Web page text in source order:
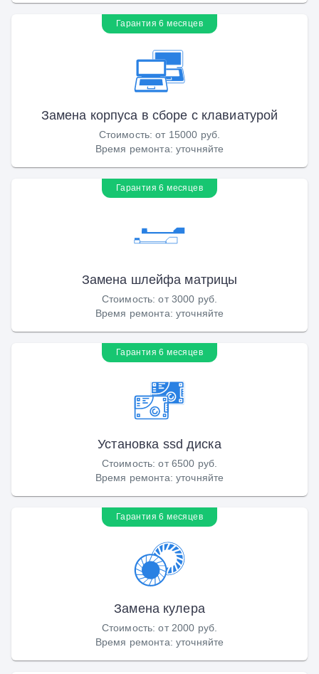
Гарантия 6 месяцев
Замена корпуса в сборе с клавиатурой
Стоимость:от 15000 руб.
Время ремонта: уточняйте
Гарантия 6 месяцев
Замена шлейфа матрицы
Стоимость:от 3000 руб.
Время ремонта: уточняйте
Гарантия 6 месяцев
Установка ssd диска
Стоимость:от 6500 руб.
Время ремонта: уточняйте
Гарантия 6 месяцев
Замена кулера
Стоимость:от 2000 руб.
Время ремонта: уточняйте